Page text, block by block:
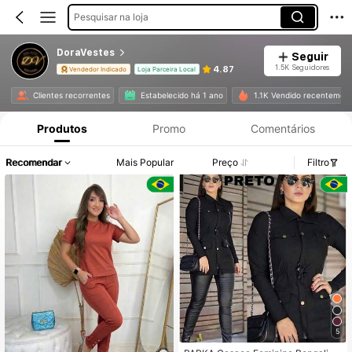
Pesquisar na loja
DoraVestes
Vendedor Indicado Loja Parceira Local 4.87
Seguir
1.5K Seguidores
Clientes recorrentes Estabelecido há 1 ano 1.1K Vendido
Produtos Promo Comentários
Recomendar Mais Popular Preço Filtro
5